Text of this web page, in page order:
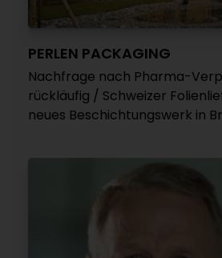
PERLEN PACKAGING
Nachfrage nach Pharma-
rückläufig / Schweizer
neues Beschichtungswerk in